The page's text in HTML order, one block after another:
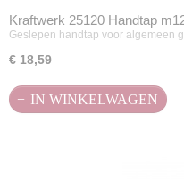
Kraftwerk 25120 Handtap
Geslepen handtap voor algemeen
€ 18,59
IN WINKELWAGEN